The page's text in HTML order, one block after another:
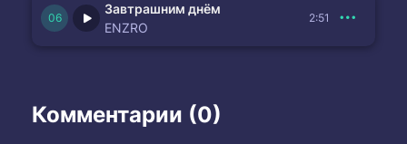
Завтрашним днём
ENZRO
2:51
Комментарии (0)